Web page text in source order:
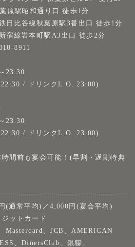
原駅昭和通り口 徒歩1分
日比谷線秋葉原駅3番出口 徒歩1分
宿線岩本町駅A3出口 徒歩2分
8911
23:30
/ ドリンクL.O. 23:00)
23:30
/ ドリンクL.O. 23:00)
間前も宴会可能！(早割・遅割特典
(通常平均)／4,000円(宴会平均)
ットカード
Mastercard、JCB、AMERICAN
、DinersClub、銀聯、